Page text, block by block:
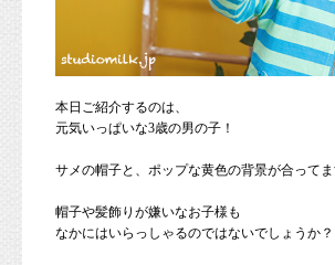
本日ご紹介するのは、
元気いっぱいな3歳の男の子！
サメの帽子と、ポップな黄色の背景が合って
帽子や髪飾りが嫌いなお子様も
なかにはいらっしゃるのではないでしょうか？